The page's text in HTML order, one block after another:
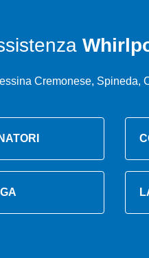
Cremonese, Spineda,